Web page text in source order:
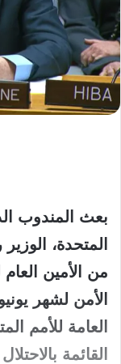
بعث المندوب
المتحدة،
من الأمين
الأمن لشهر
العامة للأمم
القائمة